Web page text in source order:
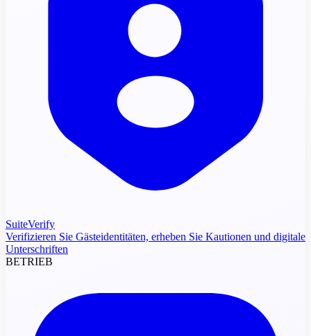
SuiteVerify
Verifizieren Sie Gästeidentitäten, erheben Sie Kautionen und digitale
Unterschriften
BETRIEB